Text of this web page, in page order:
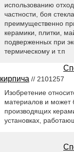
использованию
частности, боя
преимущественно
керамики, плитки,
подверженных при
термическому и т.п
кирпича // 2101257
Изобретение
материалов и может
производящих
установках,